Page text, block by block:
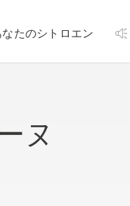
なたのシトロエン
ヌ